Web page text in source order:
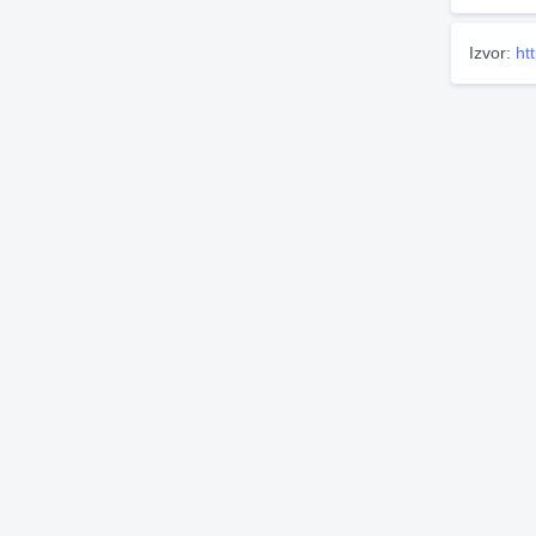
Izvor: